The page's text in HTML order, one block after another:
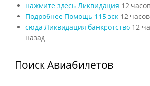
нажмите здесь Ликвидация 12
Подробнее Помощь 115 зск 12
сюда Ликвидация банкротство 12
назад
Поиск Авиабилетов